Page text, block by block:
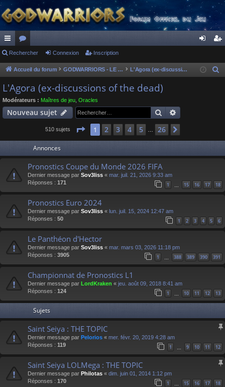
ac
co
ur
ci
or
u
s
ne cri
Rechercher Connexion Inscription
Accueil du forum GODWARRIORS - LE JEU L'Agora (ex-discussions of the dead)
e
L'Agora (ex-discussions of the dead)
Modérateurs : Maîtres de jeu Oracles
Nouveau sujet Rechercher
510 sujets Page 1sur 26
1 2 3 4 5 26
Annonces
Pronostics Coupe du Monde 2026 FIFA
Dernier message par Sov3liss « mar. juil. 21, 2026 9:33 am
Réponses : 171 1 15 16 17 18
Pronostics Euro 2024
Dernier message par Sov3liss « lun. juil. 15, 2024 12:47 am
Réponses : 50 1 2 3 4 5 6
Le Panthéon d'Hector
Dernier message par Sov3liss « mar. mars 03, 2026 11:18 pm
Réponses : 3905 1 388 389 390 391
Championnat de Pronostics L1
Dernier message par LordKraken « jeu. août 09, 2018 8:41 am
Réponses : 124 1 10 11 12 13
Sujets
Saint Seiya : THE TOPIC
Dernier message par Pelorios « mer. févr. 20, 2019 4:28 am
Réponses : 119 1 … 9 10 11 12
Saint Seiya LOLMega : THE TOPIC
Dernier message par Philotas « dim. juin 01, 2014 1:12 pm
Réponses : 170 1 … 15 16 17 18